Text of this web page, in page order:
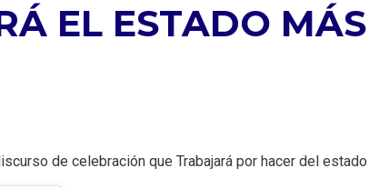
EL ESTADO
de celebración que Trabajará por hacer del